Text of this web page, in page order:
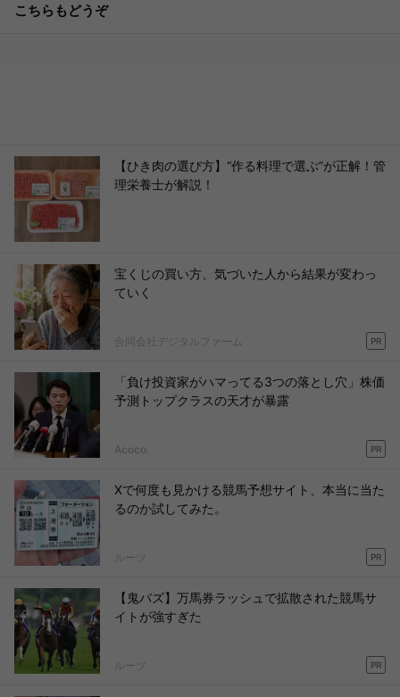
こちらもどうぞ
【ひき肉の選び方】“作る料理で選ぶ”が正解！管
理栄養士が解説！
宝くじの買い方、気づいた人から結果が変わっ
ていく
合同会社デジタルファーム PR
「負け投資家がハマってる3つの落とし穴」株価
予測トップクラスの天才が暴露
Acoco. PR
Xで何度も見かける競馬予想サイト、本当に当た
るのか試してみた。
ルーツ PR
【鬼バズ】万馬券ラッシュで拡散された競馬サ
イトが強すぎた
ルーツ PR